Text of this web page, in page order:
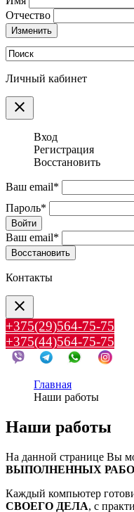
Отчество
Изменить
Личный кабинет
clear
Вход
Регистрация
Восстановить
Ваш email*
Пароль*
Войти
Ваш email*
Воcстановить
Контакты
clear
+375(29)564-75-75
+375(44)564-75-75
Главная
Наши работы
Наши работы
На данной странице Вы
ВЫПОЛНЕННЫХ
Каждый компьютер
СВОЕГО ДЕЛА, с